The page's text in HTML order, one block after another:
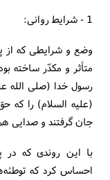
1 - شرایط روانی:
وضع و شرایطی كه از
متأثر و مكدّر ساخته
رسول خدا (صلی الله
(علیه السلام) را كه
جان گرفتند و صدایی
با این روندی كه
احساس كرد كه